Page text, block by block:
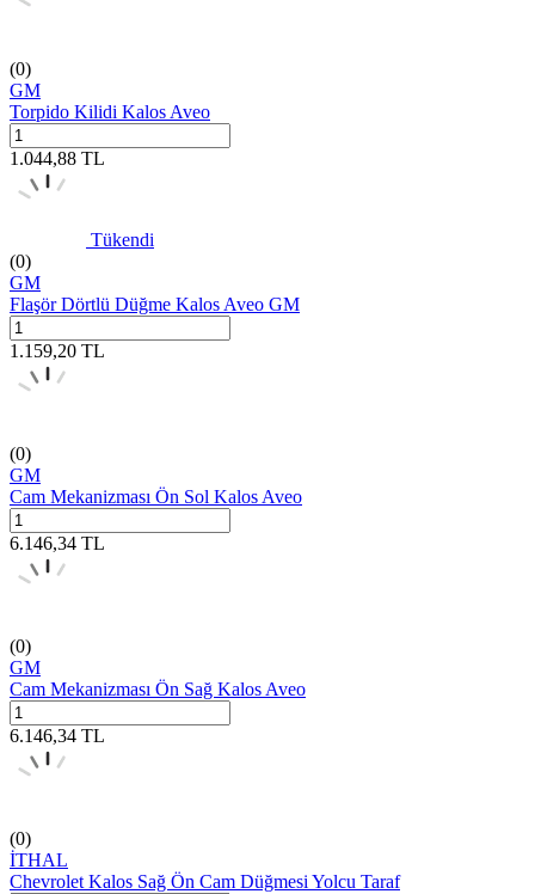
(0)
GM
Torpido Kilidi Kalos Aveo
1.044,88 TL
Tükendi
(0)
GM
Flaşör Dörtlü Düğme Kalos Aveo GM
1.159,20 TL
(0)
GM
Cam Mekanizması Ön Sol Kalos Aveo
6.146,34 TL
(0)
GM
Cam Mekanizması Ön Sağ Kalos Aveo
6.146,34 TL
(0)
İTHAL
Chevrolet Kalos Sağ Ön Cam Düğmesi Yolcu Taraf